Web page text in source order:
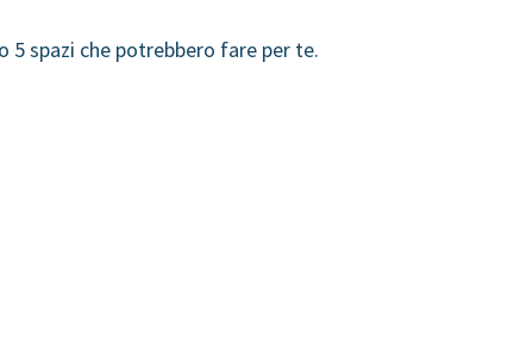
5 spazi che potrebbero fare per te.